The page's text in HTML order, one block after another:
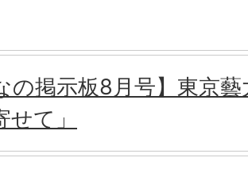
の掲示板8月号】東京
て」